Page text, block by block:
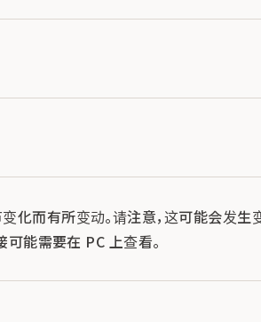
而有所变动。请注意，这可能会发生
能需要在 PC 上查看。